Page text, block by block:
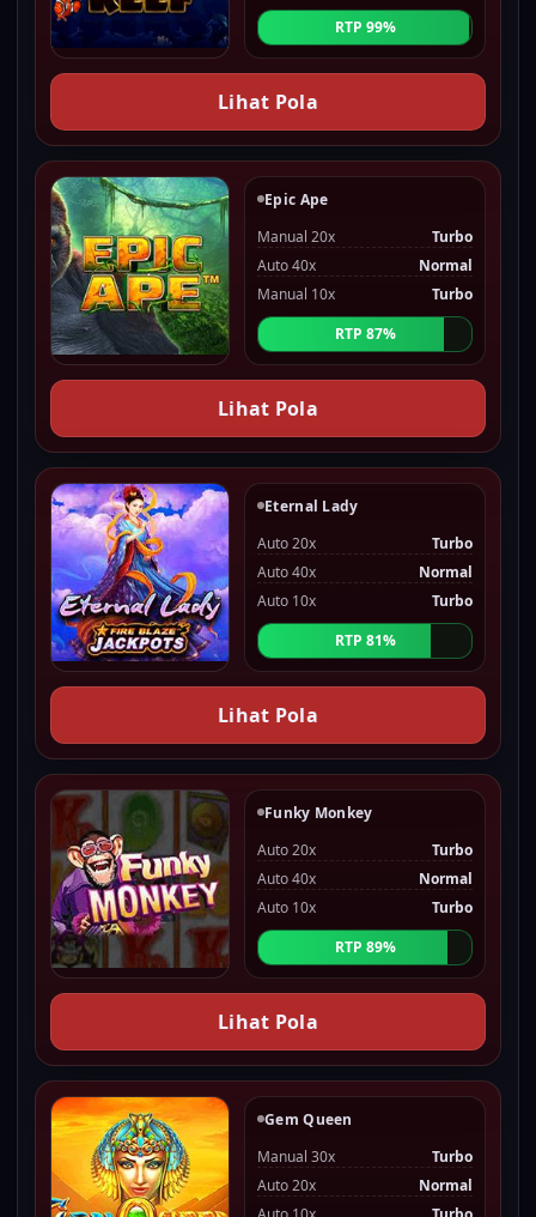
RTP 99%
Lihat Pola
Epic Ape
Manual 20x
Turbo
Auto 40x
Normal
Manual 10x
Turbo
RTP 87%
Lihat Pola
Eternal Lady
Auto 20x
Turbo
Auto 40x
Normal
Auto 10x
Turbo
RTP 81%
Lihat Pola
Funky Monkey
Auto 20x
Turbo
Auto 40x
Normal
Auto 10x
Turbo
RTP 89%
Lihat Pola
Gem Queen
Manual 30x
Turbo
Auto 20x
Normal